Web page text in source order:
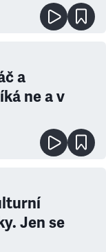
a
ne a v
Jen se